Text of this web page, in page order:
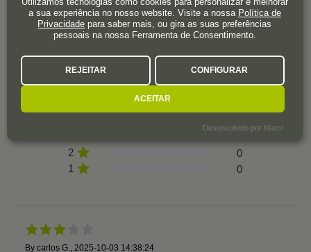
3,0
2
0
1
0
By carlos G. 2025-10-03 14:38:24
a sua experiência no nosso website. Visite a nossa Política de
Privacidade para saber mais, ou gira as suas preferências
pessoais na nossa Ferramenta de Consentimento.
REJEITAR CONFIGURAR
ACEITAR
Desenvolvido por Klaro!